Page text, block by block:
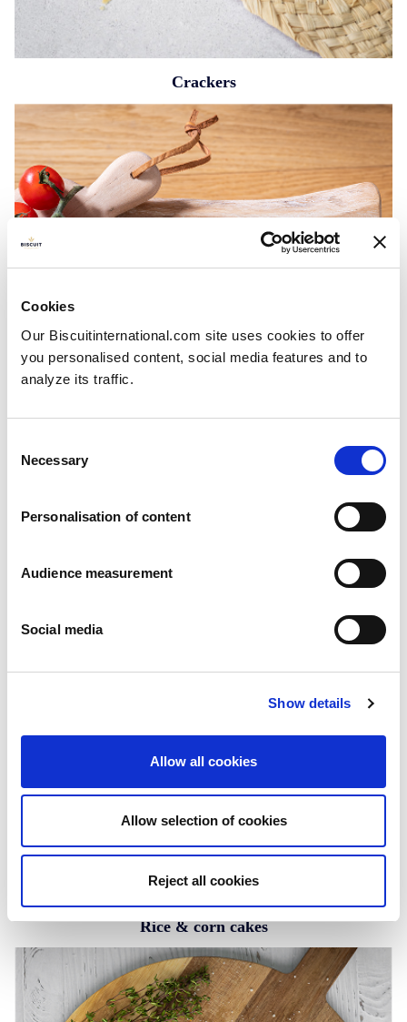
Cookies
Our Biscuitinternational.com site uses cookies to offer
you personalised content, social media features and to
analyze its traffic.
Selection
Necessary
Personalisation of content
Audience measurement
Social media
Show details
Allow all cookies
Allow selection of cookies
Reject all cookies
Crackers
Rice & corn cakes